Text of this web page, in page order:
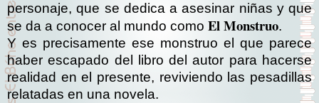
personaje, que se dedica a asesinar niñas y que
se da a conocer al mundo como El Monstruo.
Y es precisamente ese monstruo el que parece
haber escapado del libro del autor para hacerse
realidad en el presente, reviviendo las pesadillas
relatadas en una novela.